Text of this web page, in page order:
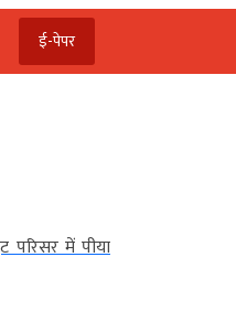
ई-पेपर
परिसर में पीया